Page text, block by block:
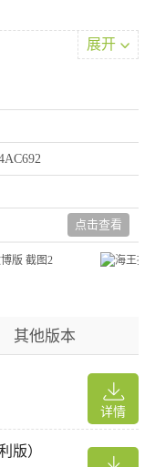
打造，不仅仅是捕鱼，
海洋深处的泰坦巨
花钱玩到爽，不花钱
展开
点击查看
其他版本
详情
版）